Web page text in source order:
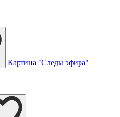
Картина "Следы эфира"